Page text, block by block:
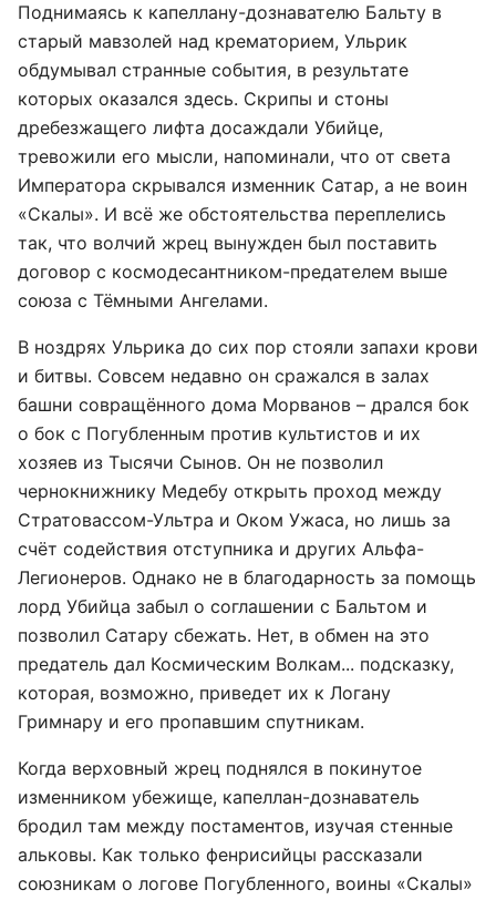
Поднимаясь к капеллану-дознавателю Бальту в
старый мавзолей над крематорием, Ульрик
обдумывал странные события, в результате
которых оказался здесь. Скрипы и стоны
дребезжащего лифта досаждали Убийце,
тревожили его мысли, напоминали, что от света
Императора скрывался изменник Сатар, а не воин
«Скалы». И всё же обстоятельства переплелись
так, что волчий жрец вынужден был поставить
договор с космодесантником-предателем выше
союза с Тёмными Ангелами.
В ноздрях Ульрика до сих пор стояли запахи крови
и битвы. Совсем недавно он сражался в залах
башни совращённого дома Морванов – дрался бок
о бок с Погубленным против культистов и их
хозяев из Тысячи Сынов. Он не позволил
чернокнижнику Медебу открыть проход между
Стратовассом-Ультра и Оком Ужаса, но лишь за
счёт содействия отступника и других Альфа-
Легионеров. Однако не в благодарность за помощь
лорд Убийца забыл о соглашении с Бальтом и
позволил Сатару сбежать. Нет, в обмен на это
предатель дал Космическим Волкам... подсказку,
которая, возможно, приведет их к Логану
Гримнару и его пропавшим спутникам.
Когда верховный жрец поднялся в покинутое
изменником убежище, капеллан-дознаватель
бродил там между постаментов, изучая стенные
альковы. Как только фенрисийцы рассказали
союзникам о логове Погубленного, воины «Скалы»